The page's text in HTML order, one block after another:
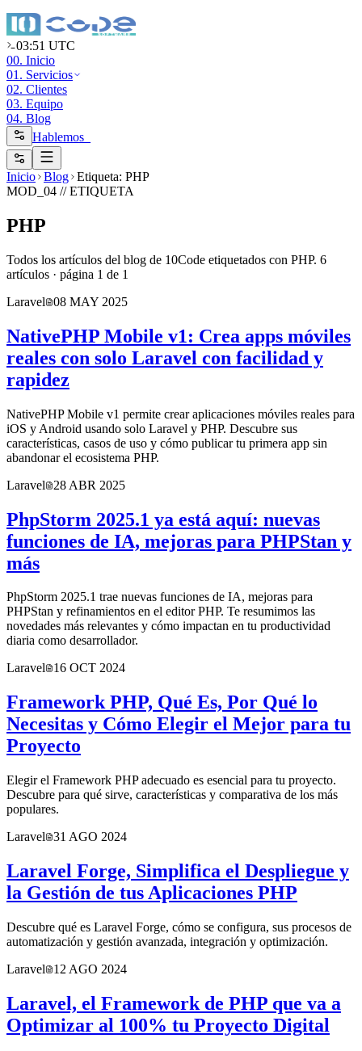
03:51 UTC
00. Inicio
01. Servicios
02. Clientes
03. Equipo
04. Blog
Hablemos_
Inicio Blog Etiqueta: PHP
MOD_04 //ETIQUETA
PHP
Todos los artículos del blog de 10Code etiquetados con PHP. 6
artículos · página 1 de 1
Laravel
08 MAY 2025
NativePHP Mobile v1: Crea apps móviles
reales con solo Laravel con facilidad y
rapidez
NativePHP Mobile v1 permite crear aplicaciones móviles reales para
iOS y Android usando solo Laravel y PHP. Descubre sus
características, casos de uso y cómo publicar tu primera app sin
abandonar el ecosistema PHP.
Laravel
28 ABR 2025
PhpStorm 2025.1 ya está aquí: nuevas
funciones de IA, mejoras para PHPStan y
más
PhpStorm 2025.1 trae nuevas funciones de IA, mejoras para
PHPStan y refinamientos en el editor PHP. Te resumimos las
novedades más relevantes y cómo impactan en tu productividad
diaria como desarrollador.
Laravel
16 OCT 2024
Framework PHP, Qué Es, Por Qué lo
Necesitas y Cómo Elegir el Mejor para tu
Proyecto
Elegir el Framework PHP adecuado es esencial para tu proyecto.
Descubre para qué sirve, características y comparativa de los más
populares.
Laravel
31 AGO 2024
Laravel Forge, Simplifica el Despliegue y
la Gestión de tus Aplicaciones PHP
Descubre qué es Laravel Forge, cómo se configura, sus procesos de
automatización y gestión avanzada, integración y optimización.
Laravel
12 AGO 2024
Laravel, el Framework de PHP que va a
Optimizar al 100% tu Proyecto Digital